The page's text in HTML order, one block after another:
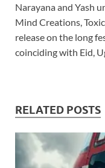
Narayana and Yash
Mind Creations,
release on the long
coinciding with Eid,
RELATED POSTS